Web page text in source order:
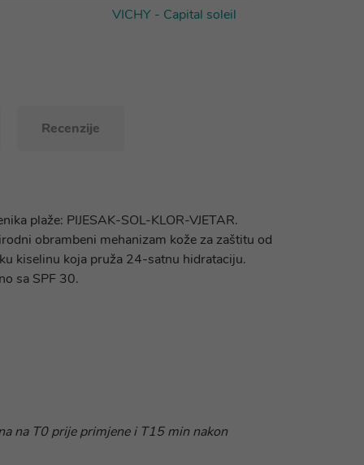
VICHY - Capital soleil
Recenzije
plaže: PIJESAK-SOL-KLOR-VJETAR.
obrambeni mehanizam kože za zaštitu od
kiselinu koja pruža 24-satnu hidrataciju.
sa SPF 30.
na T0 prije primjene i T15 min nakon